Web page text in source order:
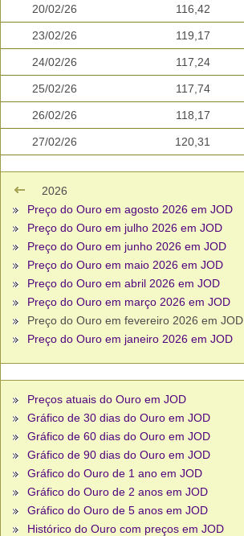
20/02/26 116,42
23/02/26 119,17
24/02/26 117,24
25/02/26 117,74
26/02/26 118,17
27/02/26 120,31
2026
Preço do Ouro em agosto 2026 em JOD
Preço do Ouro em julho 2026 em JOD
Preço do Ouro em junho 2026 em JOD
Preço do Ouro em maio 2026 em JOD
Preço do Ouro em abril 2026 em JOD
Preço do Ouro em março 2026 em JOD
Preço do Ouro em fevereiro 2026 em JOD
Preço do Ouro em janeiro 2026 em JOD
Preços atuais do Ouro em JOD
Gráfico de 30 dias do Ouro em JOD
Gráfico de 60 dias do Ouro em JOD
Gráfico de 90 dias do Ouro em JOD
Gráfico do Ouro de 1 ano em JOD
Gráfico do Ouro de 2 anos em JOD
Gráfico do Ouro de 5 anos em JOD
Histórico do Ouro com preços em JOD